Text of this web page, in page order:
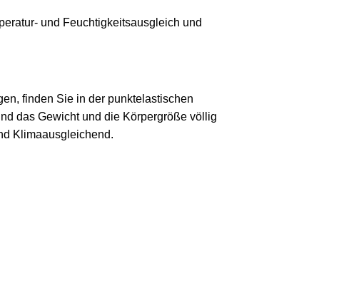
und Feuchtigkeitsausgleich und
finden Sie in der punktelastischen
das Gewicht und die Körpergröße völlig
Klimaausgleichend.